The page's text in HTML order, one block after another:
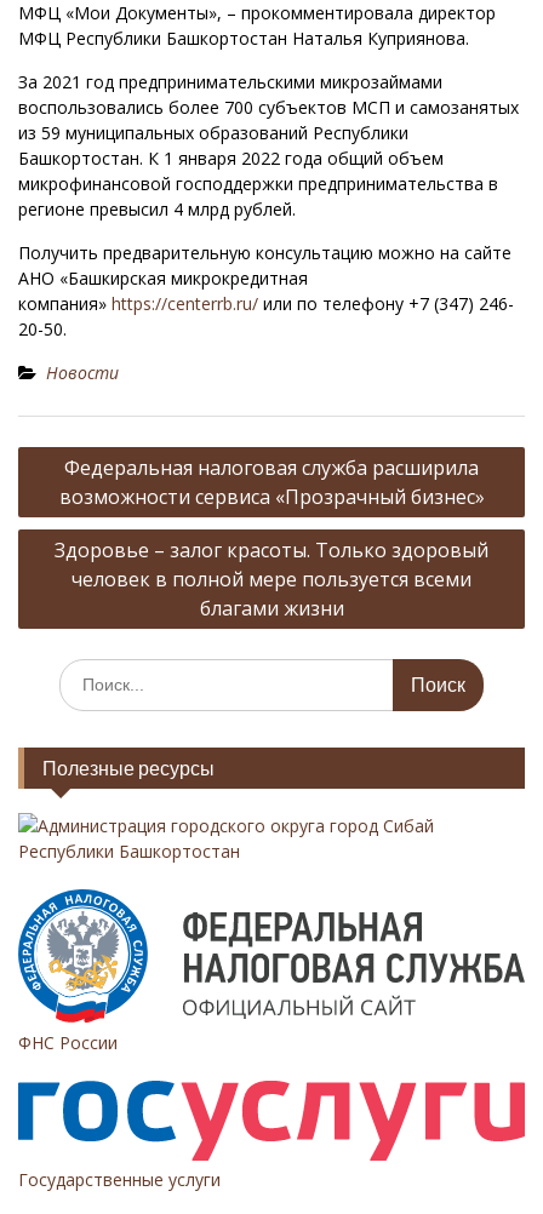
МФЦ «Мои Документы», – прокомментировала директор
МФЦ Республики Башкортостан Наталья Куприянова.
За 2021 год предпринимательскими микрозаймами
воспользовались более 700 субъектов МСП и самозанятых
из 59 муниципальных образований Республики
Башкортостан. К 1 января 2022 года общий объем
микрофинансовой господдержки предпринимательства в
регионе превысил 4 млрд рублей.
Получить предварительную консультацию можно на сайте
АНО «Башкирская микрокредитная
компания» https://centerrb.ru/ или по телефону +7 (347) 246-
20-50.
Новости
Н
в
а
я
о
з
п
и
с
я
Федеральная налоговая служба расширила
возможности сервиса «Прозрачный бизнес»
Здоровье – залог красоты. Только здоровый
человек в полной мере пользуется всеми
благами жизни
И
с
а
т
ь
:
Полезные ресурсы
Администрация городского округа город Сибай
Республики Башкортостан
ФНС России
Государственные услуги